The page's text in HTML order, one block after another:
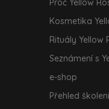
Kosmetika
Rituály Yellow
Seznámení s
e-shop
Přehled školení